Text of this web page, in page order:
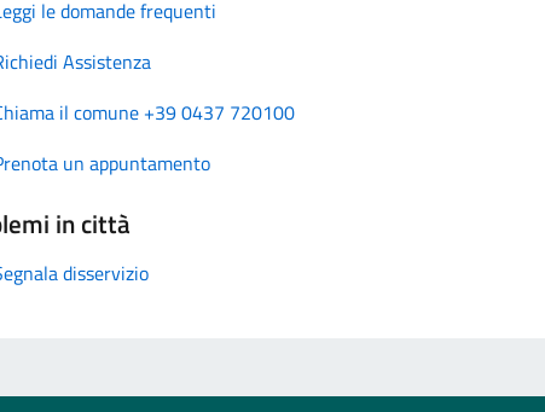
le domande frequenti
Assistenza
il comune +39 0437 720100
un appuntamento
in città
disservizio